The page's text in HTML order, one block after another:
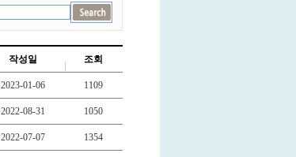
작성일 조회
2023-01-06 1109
2022-08-31 1050
2022-07-07 1354